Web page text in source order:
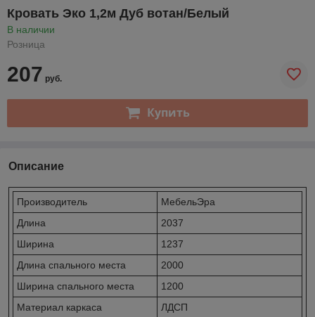
Кровать Эко 1,2м Дуб вотан/Белый
В наличии
Розница
207 руб.
Купить
Описание
Производитель
МебельЭра
Длина
2037
Ширина
1237
Длина спального места
2000
Ширина спального места
1200
Материал каркаса
ЛДСП